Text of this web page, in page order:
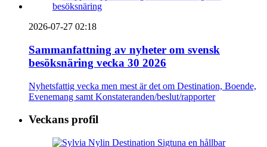
2026-07-27 02:18
Sammanfattning av nyheter om svensk
besöksnäring vecka 30 2026
Nyhetsfattig vecka men mest är det om Destination, Boende,
Evenemang samt Konstateranden/beslut/rapporter
Veckans profil